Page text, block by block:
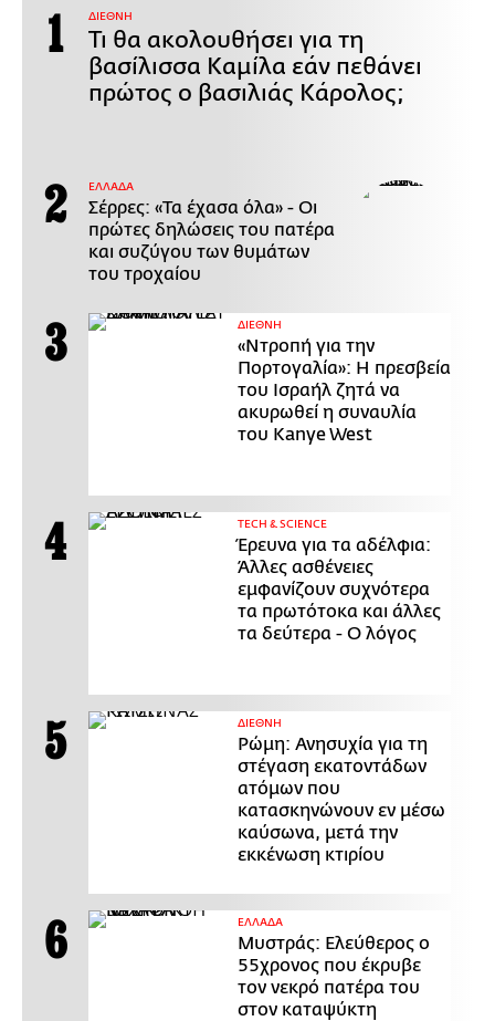
ΔΙΕΘΝΗ
Τι θα ακολουθήσει για τη
βασίλισσα Καμίλα εάν πεθάνει
πρώτος ο βασιλιάς Κάρολος;
ΕΛΛΑΔΑ
Σέρρες: «Τα έχασα όλα» - Οι
πρώτες δηλώσεις του πατέρα
και συζύγου των θυμάτων
του τροχαίου
ΔΙΕΘΝΗ
«Ντροπή για την
Πορτογαλία»: Η πρεσβεία
του Ισραήλ ζητά να
ακυρωθεί η συναυλία
του Kanye West
ΤECH & SCIENCE
Έρευνα για τα αδέλφια:
Άλλες ασθένειες
εμφανίζουν συχνότερα
τα πρωτότοκα και άλλες
τα δεύτερα - Ο λόγος
ΔΙΕΘΝΗ
Ρώμη: Ανησυχία για τη
στέγαση εκατοντάδων
ατόμων που
κατασκηνώνουν εν μέσω
καύσωνα, μετά την
εκκένωση κτιρίου
ΕΛΛΑΔΑ
Μυστράς: Ελεύθερος ο
55χρονος που έκρυβε
τον νεκρό πατέρα του
στον καταψύκτη